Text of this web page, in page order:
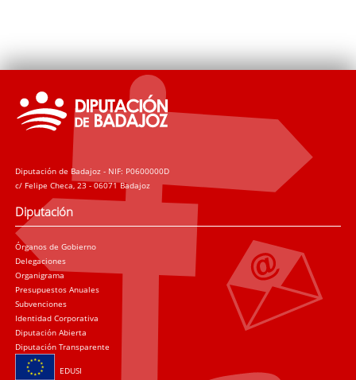
Diputación de Badajoz - NIF: P0600000D
c/ Felipe Checa, 23 - 06071 Badajoz
Diputación
Órganos de Gobierno
Delegaciones
Organigrama
Presupuestos Anuales
Subvenciones
Identidad Corporativa
Diputación Abierta
Diputación Transparente
EDUSI